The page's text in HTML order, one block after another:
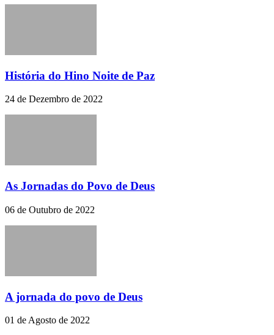
História do Hino Noite de Paz
24 de Dezembro de 2022
As Jornadas do Povo de Deus
06 de Outubro de 2022
A jornada do povo de Deus
01 de Agosto de 2022